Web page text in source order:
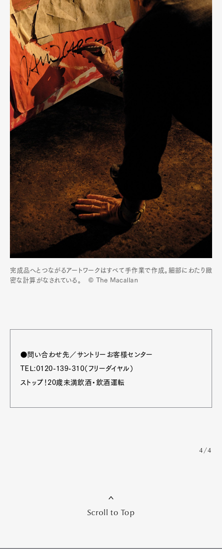
完成品へとつながるアートワークはすべて手作業で作成。細部にわたり緻
密な計算がなされている。 © The Macallan
●問い合わせ先／サントリーお客様センター
TEL:0120-139-310（フリーダイヤル）
ストップ！20歳未満飲酒・飲酒運転
4/4
Scroll to Top